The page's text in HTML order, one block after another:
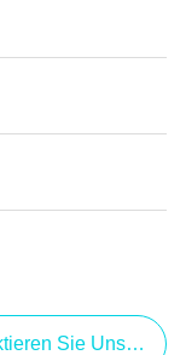
Sie Uns Jetzt